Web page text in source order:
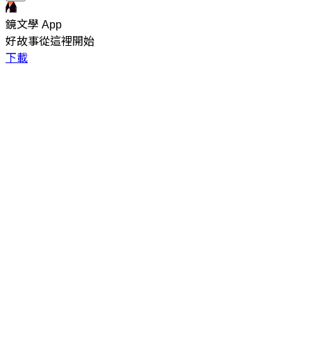
鏡文學 App
好故事從這裡開始
下載